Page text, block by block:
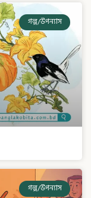
গল্প/উপন্যাস
গল্প/উপন্যাস